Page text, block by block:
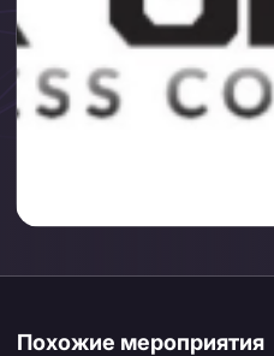
Похожие мероприятия